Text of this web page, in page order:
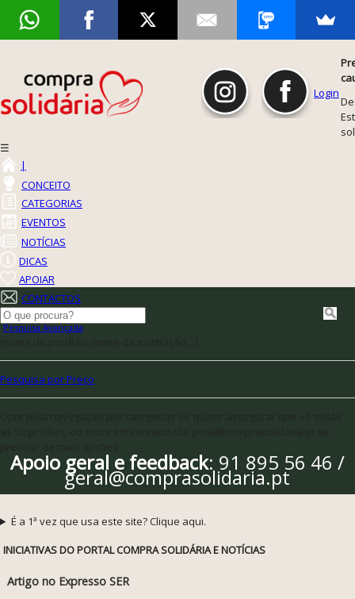
Login
☰
|
CONCEITO
CATEGORIAS
EVENTOS
NOTÍCIAS
DICAS
APOIAR
CONTACTOS
Pesquisa Avançada
Pesquisa por Preço
Apoio geral e feedback: 91 895 56 46 /
geral@comprasolidaria.pt
É a 1ª vez que usa este site? Clique aqui.
INICIATIVAS DO PORTAL COMPRA SOLIDÁRIA E NOTÍCIAS
Artigo no Expresso SER